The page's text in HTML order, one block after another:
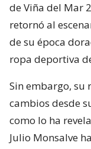
de Viña del Mar
retornó al
de su época
ropa deportiva
Sin embargo, su
cambios desde
como lo ha
Julio Monsalve